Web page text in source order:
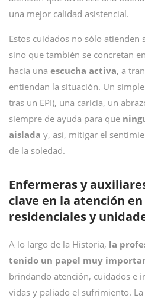
una mejor calidad asistencial.
Estos cuidados no sólo atienden
sino que también se concretan
hacia una escucha activa, a
entiendan la situación. Un
tras un EPI), una caricia, un
siempre de ayuda para que
aislada y, así, mitigar el
de la soledad.
Enfermeras y
clave en la atención
residenciales y
A lo largo de la Historia, la
tenido un papel muy
brindando atención, cuidados e
vidas y paliado el sufrimiento. La